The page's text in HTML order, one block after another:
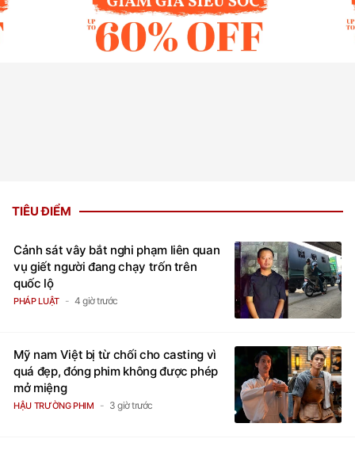
TIÊU ĐIỂM
Cảnh sát vây bắt nghi phạm liên quan
vụ giết người đang chạy trốn trên
quốc lộ
PHÁP LUẬT 4 giờ trước
Mỹ nam Việt bị từ chối cho casting vì
quá đẹp, đóng phim không được phép
mở miệng
HẬU TRƯỜNG PHIM 3 giờ trước